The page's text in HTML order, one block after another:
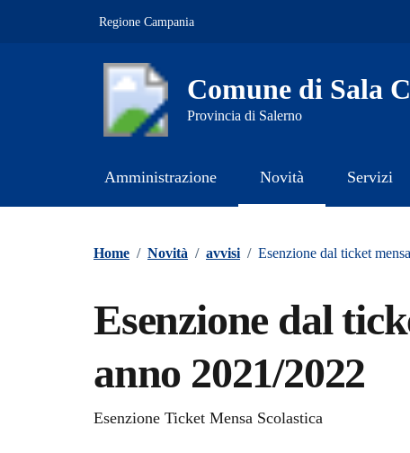
Regione Campania
Comune di Sala
Provincia di Salerno
Amministrazione Novità Servizi
Home / Novità / avvisi / Esenzione dal ticket
Esenzione dal
anno 2021/2022
Dettagli della notizia
Esenzione Ticket Mensa Scolastica